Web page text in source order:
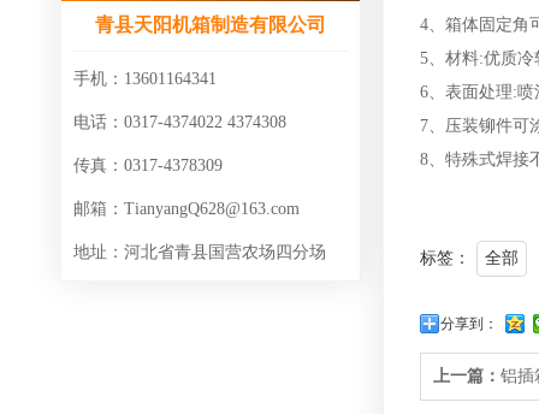
青县天阳机箱制造有限公司
手机：13601164341
电话：0317-4374022 4374308
传真：0317-4378309
邮箱：TianyangQ628@163.com
地址：河北省青县国营农场四分场
4、箱体固定角
5、材料:优质
6、表面处理:
7、压装铆件可
8、特殊式焊接
标签： 全部
分享到：
上一篇： 铝插